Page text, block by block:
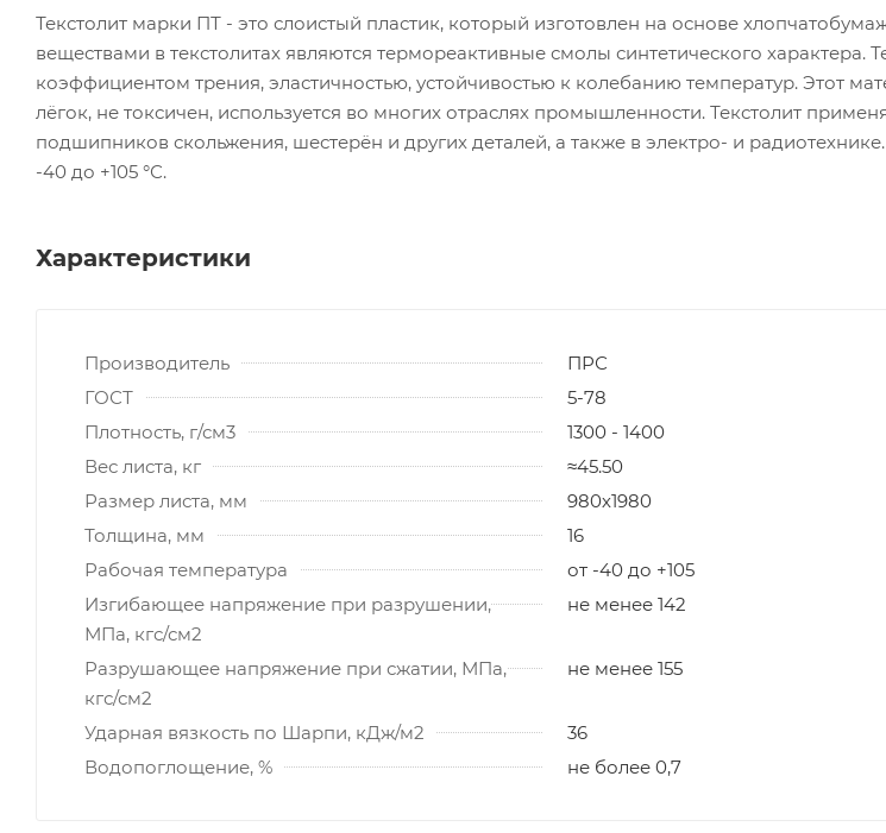
Текстолит марки ПТ - это слоистый пластик, который изготовлен на основе
веществами в текстолитах являются термореактивные смолы синтетического характера.
коэффициентом трения, эластичностью, устойчивостью к колебанию температур. Этот
лёгок, не токсичен, используется во многих отраслях промышленности. Текстолит
подшипников скольжения, шестерён и других деталей, а также в электро- и
-40 до +105 °С.
Характеристики
Производитель
ПРС
ГОСТ
5-78
Плотность, г/см3
1300 - 1400
Вес листа, кг
≈45.50
Размер листа, мм
980х1980
Толщина, мм
16
Рабочая температура
от -40 до +105
Изгибающее напряжение при разрушении,
МПа, кгс/см2
не менее 142
Разрушающее напряжение при сжатии, МПа,
кгс/см2
не менее 155
Ударная вязкость по Шарпи, кДж/м2
36
Водопоглощение, %
не более 0,7